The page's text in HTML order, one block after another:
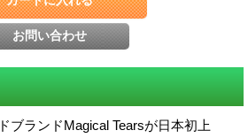
ブランドMagical Tearsが日本初上